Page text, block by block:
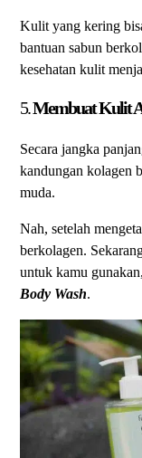
Kulit yang kering
bantuan sabun
kesehatan kulit
5.Membuat Kulit
Secara jangka
kandungan kolagen
muda.
Nah, setelah
berkolagen.
untuk kamu
Body Wash.